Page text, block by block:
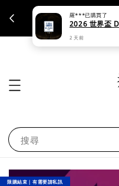
支援刷卡
搜尋
限購結束｜有需要請私訊
羅***已購買了
2026 世界盃
2 天前